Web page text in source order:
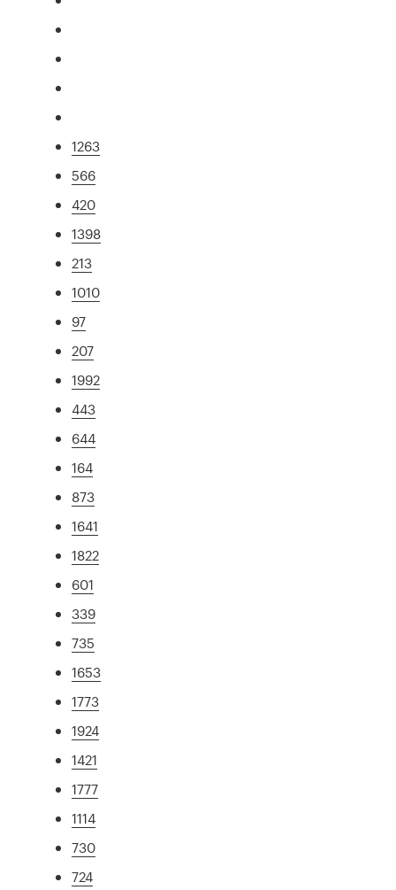
1263
566
420
1398
213
1010
97
207
1992
443
644
164
873
1641
1822
601
339
735
1653
1773
1924
1421
1777
1114
730
724